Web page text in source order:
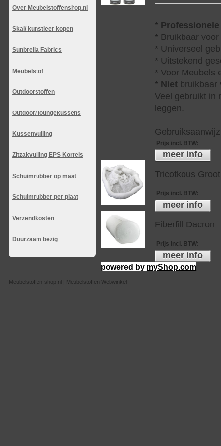
Over Meubelstoffenshop.nl
Skai/ kunstleer kopen
Sunbrella Fabrics
Meubelstof
Outdoorstoffen
Outdoor/ loungekussens
Kussenvulling
Zitzakvulling EPS Korrels
Schuimrubber op maat
Schuimrubber per plaat
Verzendkosten
Duurzaam bezig
* Professionele
* Bruikbaar
* Universeel
* Uitstekend
* Voor Meubels
* Niet bruikbaar
Veel gebruikt in
leggen.
Prijs incl. BTW:
meer info
Tricotkous Groot
Prijs incl. BTW:
meer info
Fiberfill Dacron
Prijs incl. BTW:
meer info
powered by myShop.com
Meubelstoffen-shop.nl | Meubelstoffen Webwinkel